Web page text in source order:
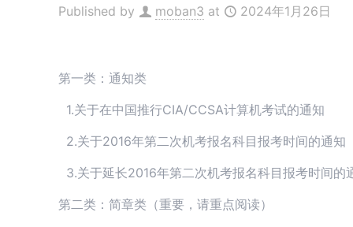
Published by moban3 at 2024年1月26日
第一类：通知类
1.关于在中国推行CIA/CCSA计算机考试的通知
2.关于2016年第二次机考报名科目报考时间的通知
3.关于延长2016年第二次机考报名科目报考时间的
第二类：简章类（重要，请重点阅读）